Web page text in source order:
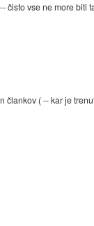
čisto vse ne more biti
( -- kar je